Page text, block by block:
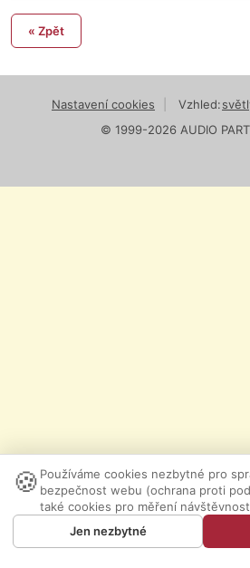
« Zpět
Nastavení cookies Vzhled:
© 1999-2026 AUDIO
🍪 Používáme cookies nezbytné pro
bezpečnost webu (ochrana proti
také cookies pro měření
Jen nezbytné